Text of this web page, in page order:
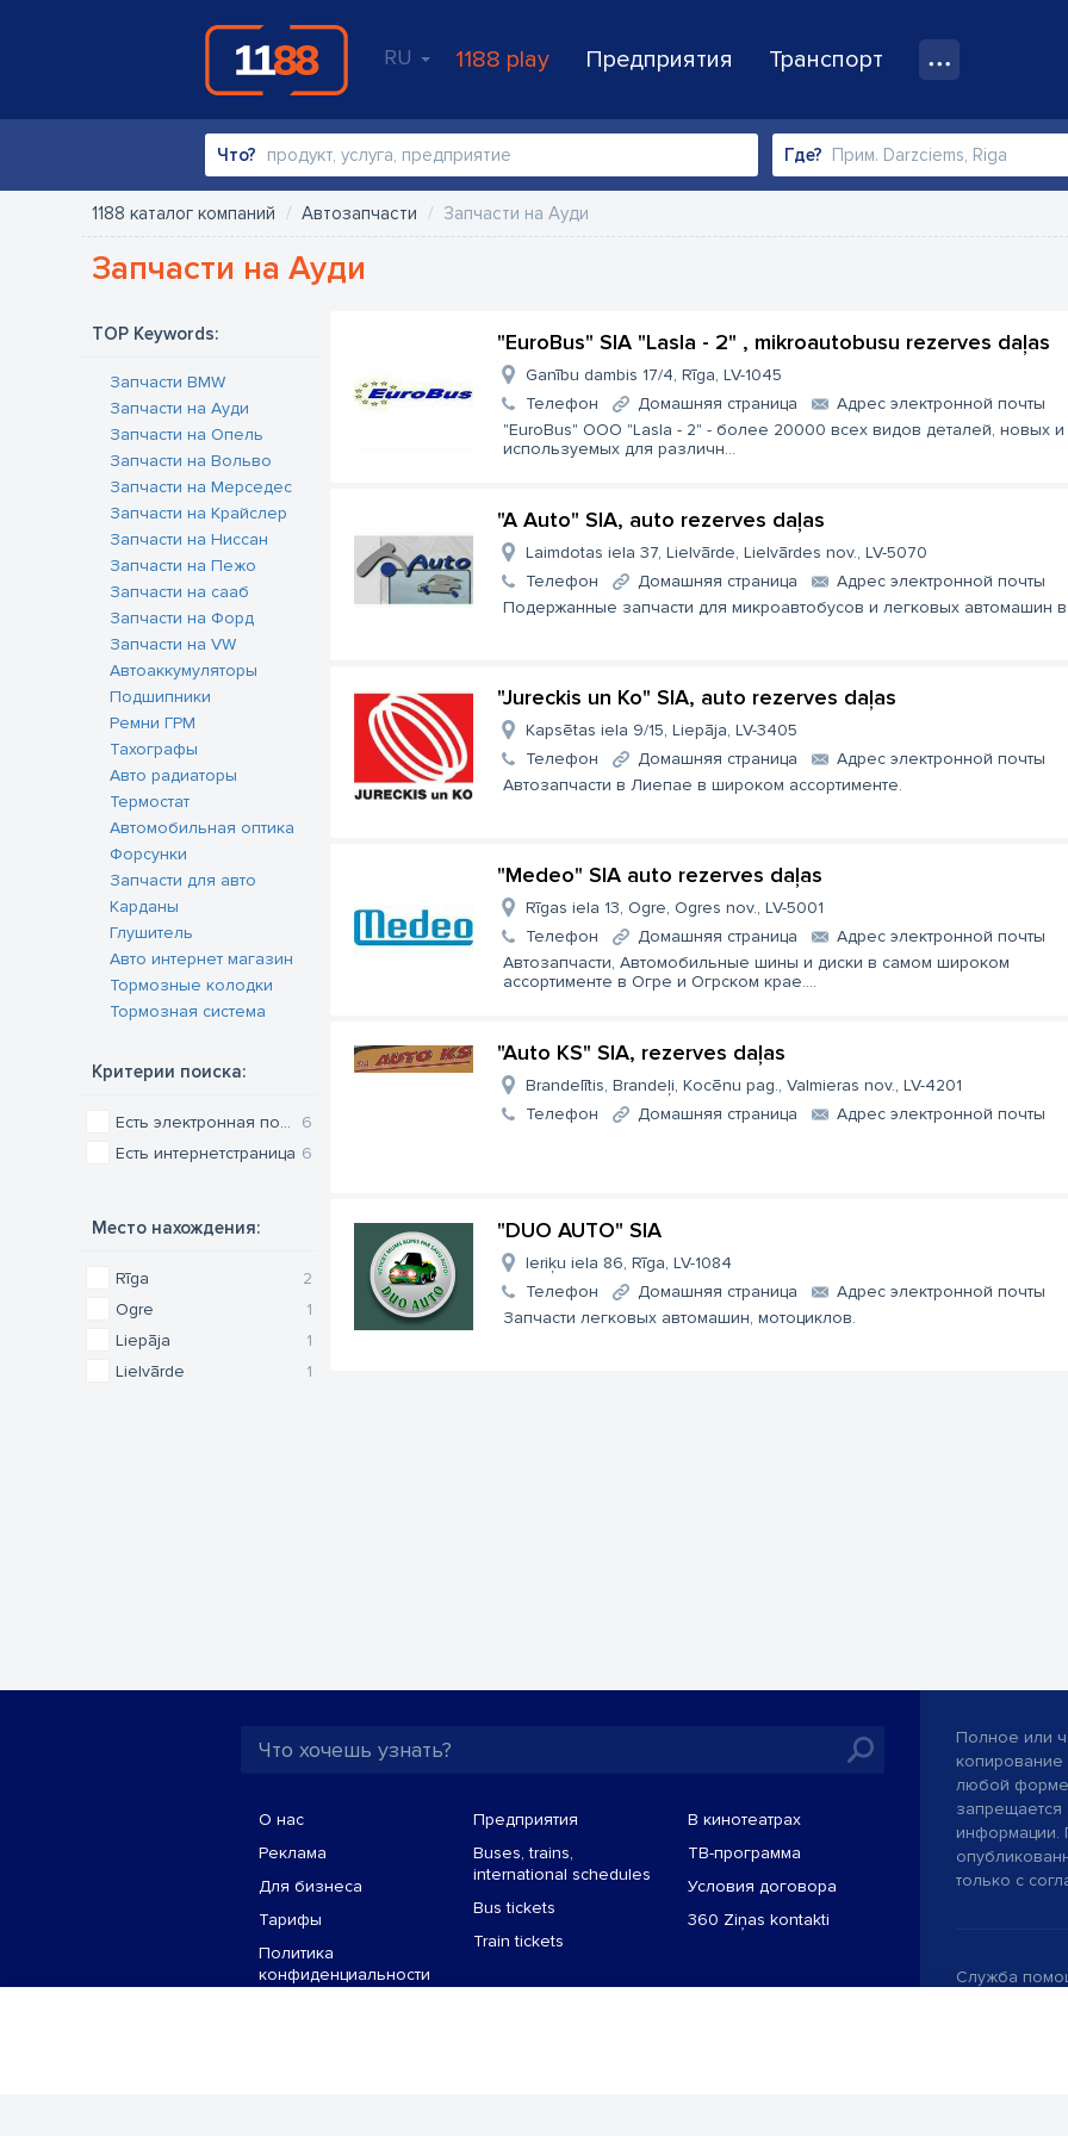
RU 1188 play Предприятия Транспорт
Что? Где?
1188 каталог компаний Автозапчасти Запчасти на Ауди
Запчасти на Ауди
TOP Keywords:
Запчасти BMW
Запчасти на Ауди
Запчасти на Опель
Запчасти на Вольво
Запчасти на Мерседес
Запчасти на Крайслер
Запчасти на Ниссан
Запчасти на Пежо
Запчасти на сааб
Запчасти на Форд
Запчасти на VW
Автоаккумуляторы
Подшипники
Ремни ГРМ
Тахографы
Авто радиаторы
Термостат
Автомобильная оптика
Форсунки
Запчасти для авто
Карданы
Глушитель
Авто интернет магазин
Тормозные колодки
Тормозная система
Критерии поиска:
6
Есть электронная почта
6
Есть интернетстраница
Место нахождения:
2
Rīga
1
Ogre
1
Liepāja
1
Lielvārde
"EuroBus" SIA "Lasla - 2" , mikroautobusu rezerves daļas
Ganību dambis 17/4, Rīga, LV-1045
Телефон
Домашняя страница
Aдрес электронной почты
"EuroBus" ООО "Lasla - 2" - более 20000 всех видов деталей, новых и
используемых для различн...
"A Auto" SIA, auto rezerves daļas
Laimdotas iela 37, Lielvārde, Lielvārdes nov., LV-5070
Телефон
Домашняя страница
Aдрес электронной почты
Подержанные запчасти для микроавтобусов и легковых автомашин
"Jureckis un Ko" SIA, auto rezerves daļas
Kapsētas iela 9/15, Liepāja, LV-3405
Телефон
Домашняя страница
Aдрес электронной почты
Автозапчасти в Лиепае в широком ассортименте.
"Medeo" SIA auto rezerves daļas
Rīgas iela 13, Ogre, Ogres nov., LV-5001
Телефон
Домашняя страница
Aдрес электронной почты
Автозапчасти, Автомобильные шины и диски в самом широком
ассортименте в Огре и Огрском крае....
"Auto KS" SIA, rezerves daļas
Brandelītis, Brandeļi, Kocēnu pag., Valmieras nov., LV-4201
Телефон
Домашняя страница Aдрес электронной почты
"DUO AUTO" SIA
Ieriķu iela 86, Rīga, LV-1084
Телефон
Домашняя страница
Aдрес электронной почты
Запчасти легковых автомашин, мотоциклов.
О нас
Реклама
Для бизнеса
Тарифы
Политика
конфиденциальности
Предприятия
Buses, trains,
international schedules
Bus tickets
Train tickets
В кинотеатрах
TВ-программа
Условия договора
360 Ziņas kontakti
Полное или
копирование
любой форме
запрещается
информации.
только с
Служба